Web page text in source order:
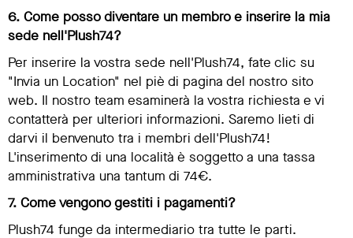
6. Come posso diventare un membro e inserire la mia
sede nell'Plush74?
Per inserire la vostra sede nell'Plush74, fate clic su
"Invia un Location" nel piè di pagina del nostro sito
web. Il nostro team esaminerà la vostra richiesta e vi
contatterà per ulteriori informazioni. Saremo lieti di
darvi il benvenuto tra i membri dell'Plush74!
L'inserimento di una località è soggetto a una tassa
amministrativa una tantum di 74€.
7. Come vengono gestiti i pagamenti?
Plush74 funge da intermediario tra tutte le parti.